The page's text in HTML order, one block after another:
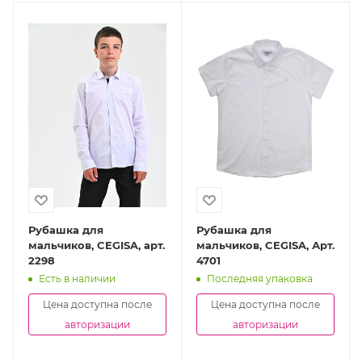
Рубашка для
мальчиков, CEGISA, арт.
2298
Есть в наличии
Цена доступна после
авторизации
Рубашка для
мальчиков, CEGISA, Арт.
4701
Последняя упаковка
Цена доступна после
авторизации